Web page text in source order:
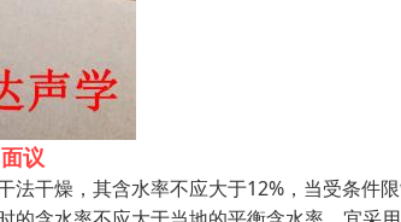
面议
法干燥，其含水率不应大于12%，当受条件